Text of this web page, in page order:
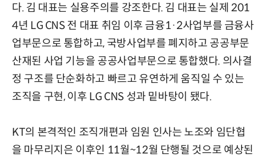
다. 김 대표는 실용주의를 강조한다. 김 대표는 실제 201
4년 LG CNS 전 대표 취임 이후 금융1·2사업부를 금융사
업부문으로 통합하고, 국방사업부를 폐지하고 공공부문
산재된 사업 기능을 공공사업부문으로 통합했다. 의사결
정 구조를 단순화하고 빠르고 유연하게 움직일 수 있는
조직을 구현, 이후 LG CNS 성과 밑바탕이 됐다.
KT의 본격적인 조직개편과 임원 인사는 노조와 임단협
을 마무리지은 이후인 11월~12월 단행될 것으로 예상된